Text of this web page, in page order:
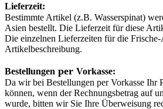
Lieferzeit:
Bestimmte Artikel (z.B. Wasserspinat)
Asien bestellt. Die Lieferzeit für diese
Die einzelnen Lieferzeiten für die
Artikelbeschreibung.
Bestellungen per Vorkasse:
Da wir bei Bestellungen per Vorkasse Ihr
können, wenn der Rechnungsbetrag auf
wurde, bitten wir Sie Ihre Überweisung